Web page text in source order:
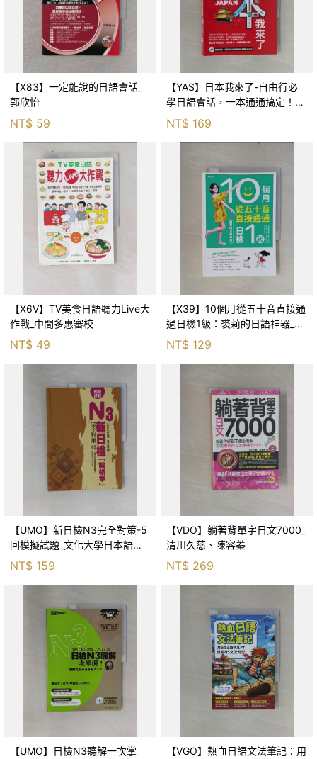
【X83】一定能說的日語會話_
郭欣怡
NT$ 59
【YAS】日本我來了-自由行必
學日語會話，一本通通搞定！_
費長琳
NT$ 169
【X6V】TV美食日語聽力Live大
作戰_中間多惠審校
NT$ 49
【X39】10個月從五十音直接通
過日檢1級：裘莉的日語神器_神
奇裘莉
NT$ 129
【UMO】新日檢N3完全對策-5
回模擬試題_文化大學日本語文
學系
NT$ 159
【VDO】躺著背單字日文7000_
清川久慈、陳容蓁
NT$ 269
【UMO】日檢N3聽解一次掌
【VGO】熱血日語文法筆記：用